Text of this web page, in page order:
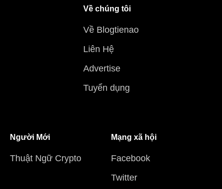
Về chúng tôi
Về Blogtienao
Liên Hệ
Advertise
Tuyển dụng
Người Mới
Thuật Ngữ Crypto
Mạng xã hội
Facebook
Twitter